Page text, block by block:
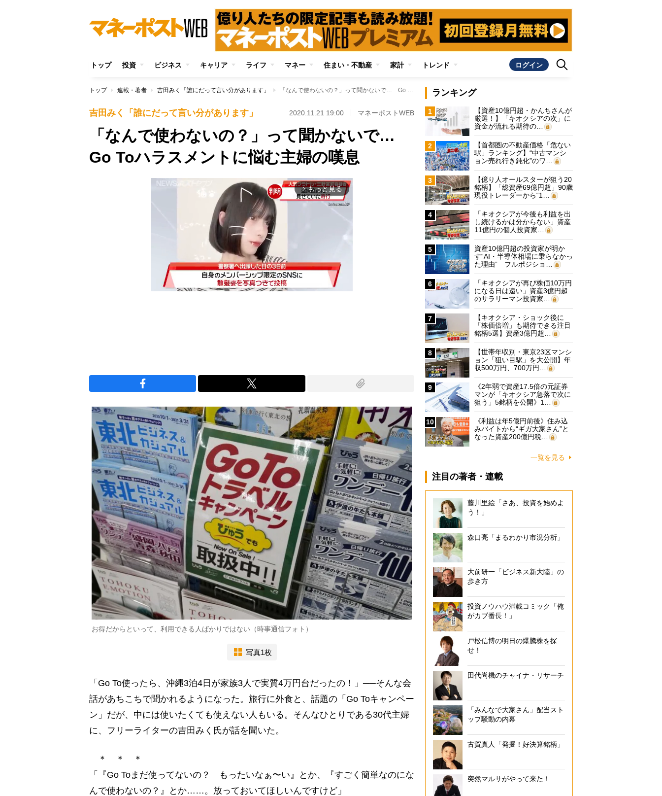
トップ 投資 ビジネス キャリア ライフ マネー 住まい・不動産 家計 トレンド ログイン
トップ 連載・著者 吉田みく「誰にだって言い分があります」 「なんで使わないの？」って聞かないで… Go Toハラスメントに悩む主婦の嘆息
吉田みく「誰にだって言い分があります」 2020.11.21 19:00 マネーポストWEB
「なんで使わないの？」って聞かないで…
Go Toハラスメントに悩む主婦の嘆息
arrow_forward_ios もっと見る
お得だからといって、利用できる人ばかりではない（時事通信フォト）
写真1枚
「Go To使ったら、沖縄3泊4日が家族3人で実質4万円台だったの！」──そんな会
話があちこちで聞かれるようになった。旅行に外食と、話題の「Go Toキャンペー
ン」だが、中には使いたくても使えない人もいる。そんなひとりである30代主婦
に、フリーライターの吉田みく氏が話を聞いた。
＊ ＊ ＊
「『Go Toまだ使ってないの？ もったいなぁ〜い』とか、『すごく簡単なのにな
んで使わないの？』とか……。放っておいてほしいんですけど」
ランキング
1
【資産10億円超・かんちさんが
厳選！】「キオクシアの次」に
資金が流れる期待の…
2
【首都圏の不動産価格「危ない
駅」ランキング】“中古マンシ
ョン売れ行き鈍化”のワ…
3
【億り人オールスターが狙う20
銘柄】「総資産69億円超」90歳
現役トレーダーから“1…
4
「キオクシアが今後も利益を出
し続けるかは分からない」資産
11億円の個人投資家…
5
資産10億円超の投資家が明か
す“AI・半導体相場に乗らなかっ
た理由” フルポジショ…
6
「キオクシアが再び株価10万円
になる日は遠い」資産3億円超
のサラリーマン投資家…
7
【キオクシア・ショック後に
「株価倍増」も期待できる注目
銘柄5選】資産3億円超…
8
【世帯年収別・東京23区マンシ
ョン「狙い目駅」を大公開】年
収500万円、700万円…
9
《2年弱で資産17.5倍の元証券
マンが「キオクシア急落で次に
狙う」5銘柄を公開》1…
10
《利益は年5億円前後》住み込
みバイトから“ギガ大家さん”と
なった資産200億円税…
一覧を見る
注目の著者・連載
藤川里絵「さあ、投資を始めよ
う！」
森口亮「まるわかり市況分析」
大前研一「ビジネス新大陸」の
歩き方
投資ノウハウ満載コミック「俺
がカブ番長！」
戸松信博の明日の爆騰株を探
せ！
田代尚機のチャイナ・リサーチ
「みんなで大家さん」配当スト
ップ騒動の内幕
古賀真人「発掘！好決算銘柄」
突然マルサがやって来た！